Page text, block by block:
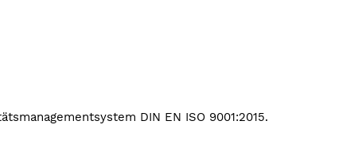
DIN EN ISO 9001:2015.